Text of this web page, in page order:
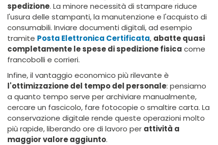
spedizione. La minore necessità di stampare riduce
l'usura delle stampanti, la manutenzione e l'acquisto di
consumabili. Inviare documenti digitali, ad esempio
tramite Posta Elettronica Certificata, abatte quasi
completamente le spese di spedizione fisica come
francobolli e corrieri.
Infine, il vantaggio economico più rilevante è
l'ottimizzazione del tempo del personale: pensiamo
a quanto tempo serve per archiviare manualmente,
cercare un fascicolo, fare fotocopie o smaltire carta. La
conservazione digitale rende queste operazioni molto
più rapide, liberando ore di lavoro per attività a
maggior valore aggiunto.